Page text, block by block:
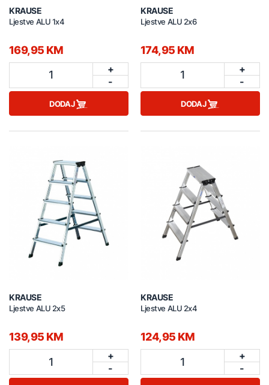
KRAUSE
Ljestve ALU 1x4
169,95 KM
1
+
-
DODAJ
KRAUSE
Ljestve ALU 2x6
174,95 KM
1
+
-
DODAJ
KRAUSE
Ljestve ALU 2x5
139,95 KM
1
+
-
KRAUSE
Ljestve ALU 2x4
124,95 KM
1
+
-